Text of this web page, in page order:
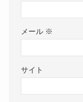
メール ※
サイト